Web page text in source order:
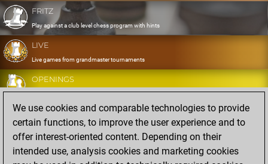
FRITZ
Play against a club level chess program with hints
LIVE
Live games from grandmaster tournaments
OPENINGS
Develop and exercise your openings
DATABASE
Eight million strong games
MYGAMES
Store and analyse your own games in the cloud
We use cookies and comparable technologies to provide
certain functions, to improve the user experience and to
offer interest-oriented content. Depending on their
intended use, analysis cookies and marketing cookies